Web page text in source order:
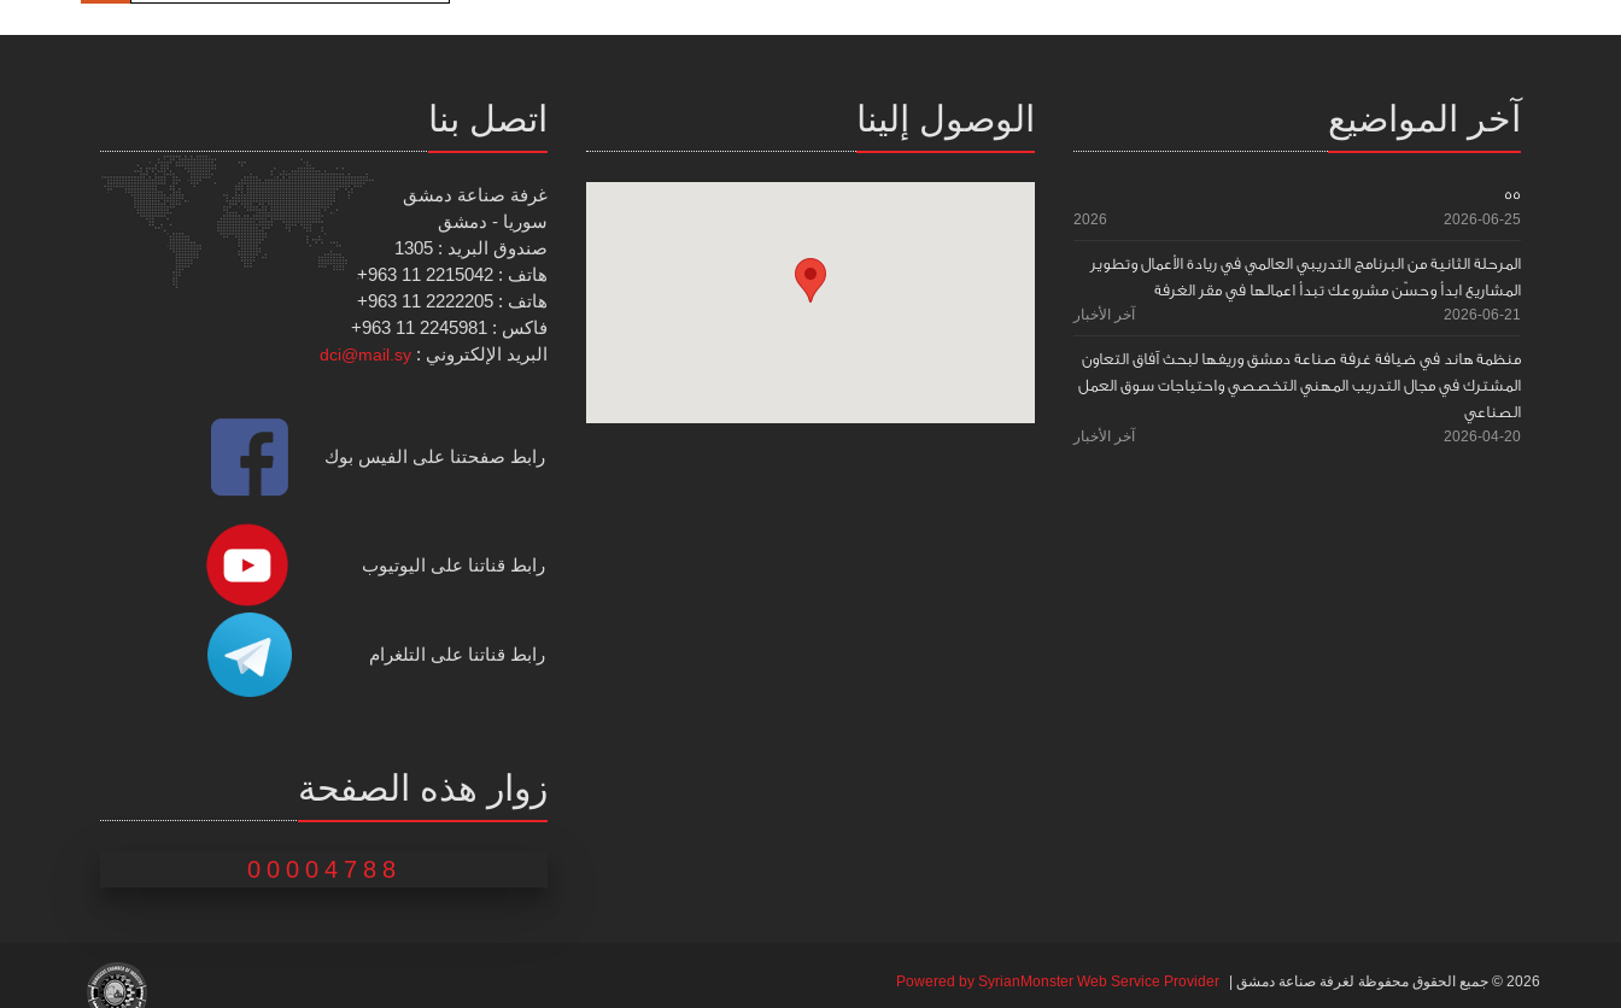
آخر المواضيع
55
2026-06-25
2026
المرحلة الثانية من البرنامج التدريبي العالمي في ريادة الأعمال وتطوير
المشاريع ابدأ وحسّن مشروعك تبدأ اعمالها في مقر الغرفة
2026-06-21 آخر الأخبار
منظمة هاند في ضيافة غرفة صناعة دمشق وريفها لبحث آفاق التعاون
المشترك في مجال التدريب المهني التخصصي واحتياجات سوق العمل
الصناعي
2026-04-20 آخر الأخبار
الوصول إلينا اتصل بنا
غرفة صناعة دمشق
سوريا - دمشق
صندوق البريد : 1305
هاتف : 2215042 11 963+
هاتف : 2222205 11 963+
فاكس : 2245981 11 963+
البريد الإلكتروني : dci@mail.sy
رابط صفحتنا على الفيس بوك
رابط قناتنا على اليوتيوب
رابط قناتنا على التلغرام
زوار هذه الصفحة
00004788
2026 © جميع الحقوق محفوظة لغرفة صناعة دمشق | Powered by SyrianMonster Web Service Provider